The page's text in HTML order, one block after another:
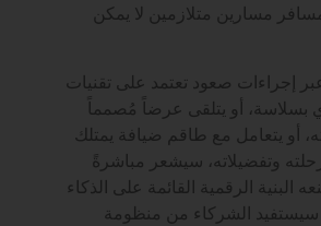
مسارين متلازمين لا يمكن
إجراءات صعود تعتمد على تقنيات
بسلاسة، أو يتلقى عرضاً مُصمماً
أو يتعامل مع طاقم ضيافة يمتلك
وتفضيلاته، سيشعر مباشرةً
البنية الرقمية القائمة على الذكاء
سيستفيد الشركاء من منظومة